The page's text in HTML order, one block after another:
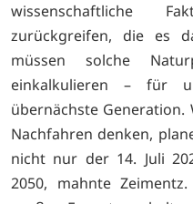
wissenschaftliche
zurückgreifen, die es
müssen solche
einkalkulieren – für
übernächste
Nachfahren denken,
nicht nur der 14. Juli
2050, mahnte